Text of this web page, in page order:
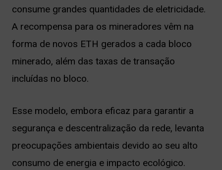
consume grandes quantidades de eletricidade.
A recompensa para os mineradores vêm na
forma de novos ETH gerados a cada bloco
minerado, além das taxas de transação
incluídas no bloco.
Esse modelo, embora eficaz para garantir a
segurança e descentralização da rede, levanta
preocupações ambientais devido ao seu alto
consumo de energia e impacto ecológico.